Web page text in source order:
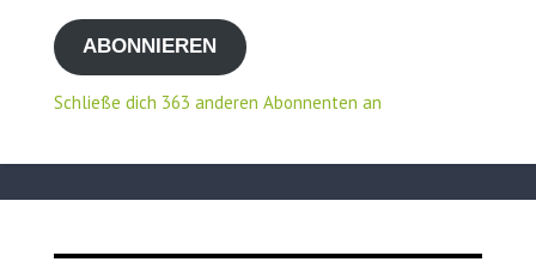
Mail-
AdresseABONNIEREN
Schließe dich 363 anderen Abonnenten an